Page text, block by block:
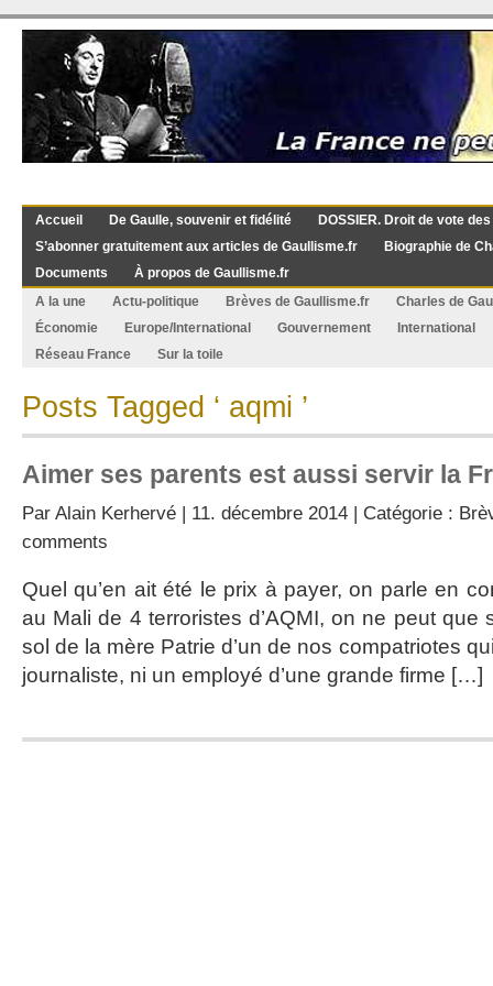
Accueil De Gaulle, souvenir et fidélité
DOSSIER. Droit de vote
S’abonner gratuitement aux articles de Gaullisme.fr
Biographie de
Documents
À propos de Gaullisme.fr
A la une
Actu-politique Brèves de Gaullisme.fr
Charles de
Économie
Europe/International Gouvernement
International
Réseau France
Sur la toile
Posts Tagged ‘ aqmi ’
Aimer ses parents est aussi servir la
Par Alain Kerhervé | 11. décembre 2014 | Catégorie :
comments
Quel qu’en ait été le prix à payer, on parle en
au Mali de 4 terroristes d’AQMI, on ne peut que
sol de la mère Patrie d’un de nos compatriotes
journaliste, ni un employé d’une grande firme […]